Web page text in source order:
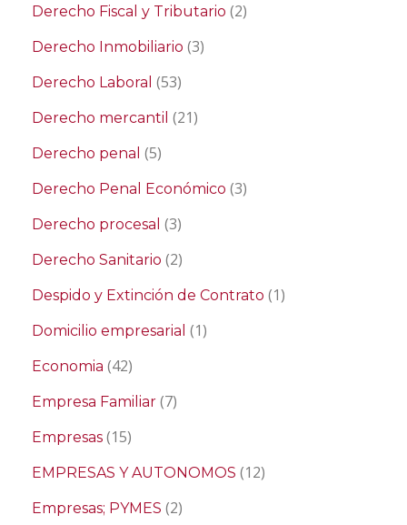
Derecho Fiscal y Tributario (2)
Derecho Inmobiliario (3)
Derecho Laboral (53)
Derecho mercantil (21)
Derecho penal (5)
Derecho Penal Económico (3)
Derecho procesal (3)
Derecho Sanitario (2)
Despido y Extinción de Contrato (1)
Domicilio empresarial (1)
Economia (42)
Empresa Familiar (7)
Empresas (15)
EMPRESAS Y AUTONOMOS (12)
Empresas; PYMES (2)